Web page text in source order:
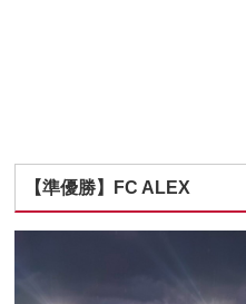
【準優勝】FC ALEX